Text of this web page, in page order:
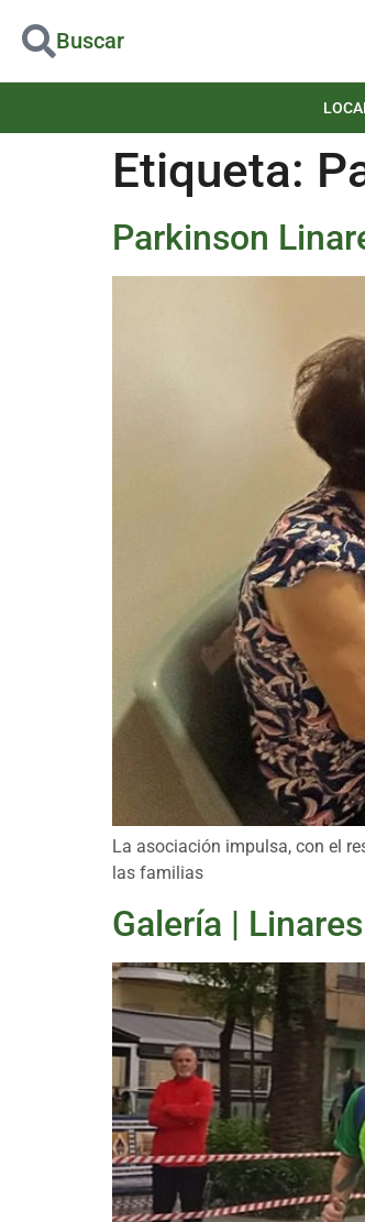
Buscar
Etiqueta:
Parkinson
La asociación impulsa, con el
las familias
Galería |